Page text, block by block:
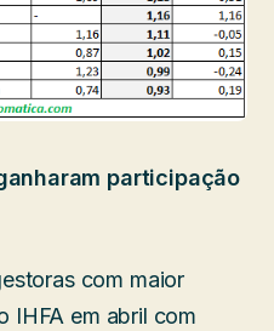
participação
com maior
IHFA em abril com